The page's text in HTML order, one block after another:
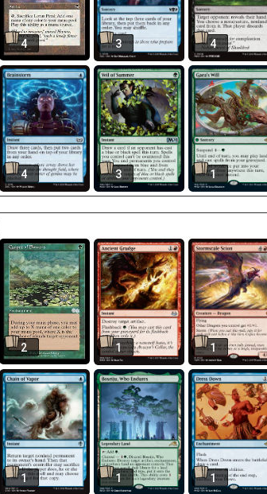
4 3 4
4 3 1
2 1 1
1 1 1